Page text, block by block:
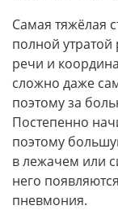
Самая тяжёлая
полной
речи и
сложно даже
поэтому за
Постепенно
поэтому
в лежачем или
него
пневмония.